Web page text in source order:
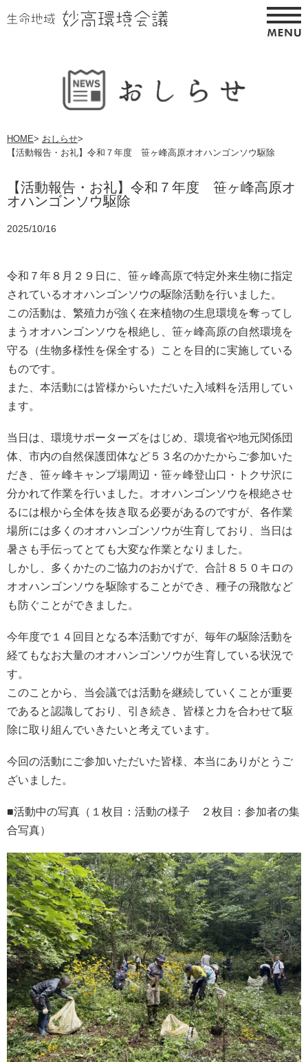
HOME> おしらせ>
【活動報告・お礼】令和７年度 笹ヶ峰高原オオハンゴンソウ駆除
【活動報告・お礼】令和７年度 笹ヶ峰高原オ
オハンゴンソウ駆除
2025/10/16
令和７年８月２９日に、笹ヶ峰高原で特定外来生物に指定
されているオオハンゴンソウの駆除活動を行いました。
この活動は、繁殖力が強く在来植物の生息環境を奪ってし
まうオオハンゴンソウを根絶し、笹ヶ峰高原の自然環境を
守る（生物多様性を保全する）ことを目的に実施している
ものです。
また、本活動には皆様からいただいた入域料を活用してい
ます。
当日は、環境サポーターズをはじめ、環境省や地元関係団
体、市内の自然保護団体など５３名のかたからご参加いた
だき、笹ヶ峰キャンプ場周辺・笹ヶ峰登山口・トクサ沢に
分かれて作業を行いました。オオハンゴンソウを根絶させ
るには根から全体を抜き取る必要があるのですが、各作業
場所には多くのオオハンゴンソウが生育しており、当日は
暑さも手伝ってとても大変な作業となりました。
しかし、多くかたのご協力のおかげで、合計８５０キロの
オオハンゴンソウを駆除することができ、種子の飛散など
も防ぐことができました。
今年度で１４回目となる本活動ですが、毎年の駆除活動を
経てもなお大量のオオハンゴンソウが生育している状況で
す。
このことから、当会議では活動を継続していくことが重要
であると認識しており、引き続き、皆様と力を合わせて駆
除に取り組んでいきたいと考えています。
今回の活動にご参加いただいた皆様、本当にありがとうご
ざいました。
■活動中の写真（１枚目：活動の様子 ２枚目：参加者の集
合写真）